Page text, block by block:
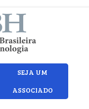
SEJA UM
ASSOCIADO